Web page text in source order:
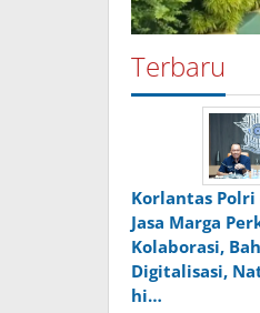
Terbaru
Korlantas Polri
Jasa Marga
Kolaborasi,
Digitalisasi,
hi…